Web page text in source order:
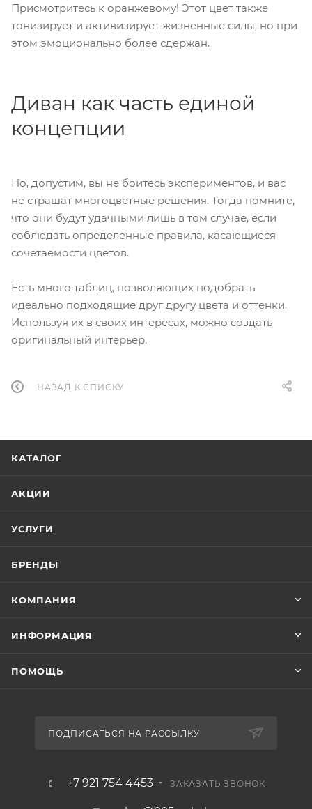
Присмотритесь к оранжевому! Этот цвет также
тонизирует и активизирует жизненные силы, но при
этом эмоционально более сдержан.
Диван как часть единой
концепции
Но, допустим, вы не боитесь экспериментов, и вас
не страшат многоцветные решения. Тогда помните,
что они будут удачными лишь в том случае, если
соблюдать определенные правила, касающиеся
сочетаемости цветов.
Есть много таблиц, позволяющих подобрать
идеально подходящие друг другу цвета и оттенки.
Используя их в своих интересах, можно создать
оригинальный интерьер.
НАЗАД К СПИСКУ
КАТАЛОГ
АКЦИИ
УСЛУГИ
БРЕНДЫ
КОМПАНИЯ
ИНФОРМАЦИЯ
ПОМОЩЬ
ПОДПИСАТЬСЯ НА РАССЫЛКУ
+7 921 754 4453 ЗАКАЗАТЬ ЗВОНОК